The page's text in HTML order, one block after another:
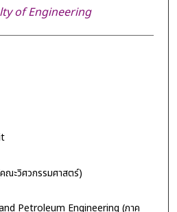
of Engineering
ะวิศวกรรมศาสตร์)
Petroleum Engineering (ภาค